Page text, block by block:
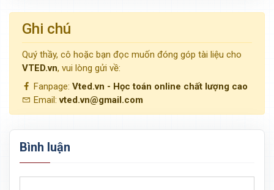
Ghi chú
Quý thầy, cô hoặc bạn đọc muốn đóng góp tài liệu cho
VTED.vn, vui lòng gửi về:
Fanpage: Vted.vn - Học toán online chất lượng cao
Email:vted.vn@gmail.com
Bình luận